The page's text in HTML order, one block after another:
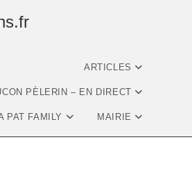
ARTICLES
PÈLERIN – EN DIRECT
PAT FAMILY MAIRIE